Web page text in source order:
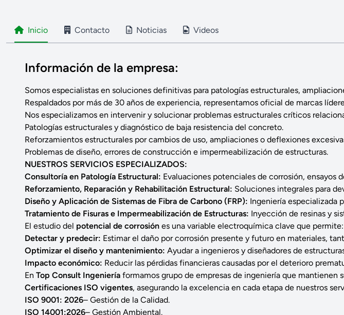
Inicio Contacto Noticias Videos
Información de la empresa:
Somos especialistas en soluciones definitivas para patologías estructurales,
Respaldados por más de 30 años de experiencia, representamos oficial de marcas
Nos especializamos en intervenir y solucionar problemas estructurales críticos
Patologías estructurales y diagnóstico de baja resistencia del concreto.
Reforzamientos estructurales por cambios de uso, ampliaciones o deflexiones
Problemas de diseño, errores de construcción e impermeabilización de estructuras.
NUESTROS SERVICIOS ESPECIALIZADOS:
Consultoría en Patología Estructural: Evaluaciones potenciales de corrosión, ensayos
Reforzamiento, Reparación y Rehabilitación Estructural: Soluciones integrales para
Diseño y Aplicación de Sistemas de Fibra de Carbono (FRP): Ingeniería especializada
Tratamiento de Fisuras e Impermeabilización de Estructuras: Inyección de resinas y
El estudio del potencial de corrosión es una variable electroquímica clave que permite:
Detectar y predecir: Estimar el daño por corrosión presente y futuro en materiales,
Optimizar el diseño y mantenimiento: Ayudar a ingenieros y diseñadores de
Impacto económico: Reducir las pérdidas financieras causadas por el deterioro
En Top Consult Ingeniería formamos grupo de empresas de ingeniería que mantienen
Certificaciones ISO vigentes, asegurando la excelencia en cada etapa de nuestros
ISO 9001: 2026– Gestión de la Calidad.
ISO 14001:2026– Gestión Ambiental.